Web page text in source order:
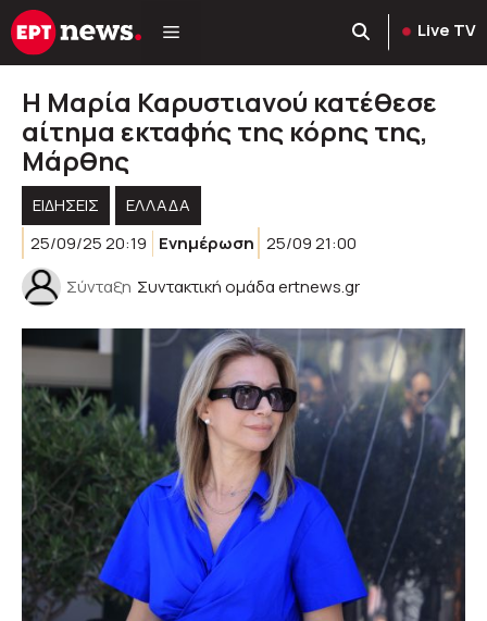
Μετάβαση
σε
Live TV
Η Μαρία Καρυστιανού κατέθεσε
αίτημα εκταφής της κόρης της,
Μάρθης
ΕΙΔΗΣΕΙΣ
ΕΛΛΑΔΑ
25/09/25 20:19
Ενημέρωση 25/09 21:00
Σύνταξη Συντακτική ομάδα ertnews.gr